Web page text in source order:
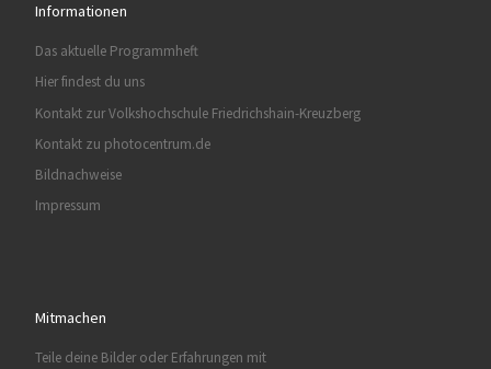
Informationen
Das aktuelle Programmheft
Hier findest du uns
Kontakt zur Volkshochschule Friedrichshain-Kreuzberg
Kontakt zu photocentrum.de
Bildnachweise
Impressum
Mitmachen
Teile deine Bilder oder Erfahrungen mit